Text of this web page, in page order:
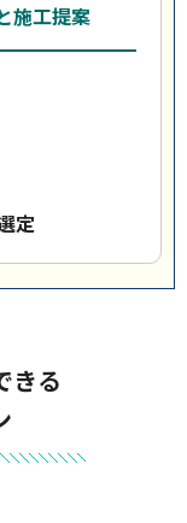
施工提案
定
きる